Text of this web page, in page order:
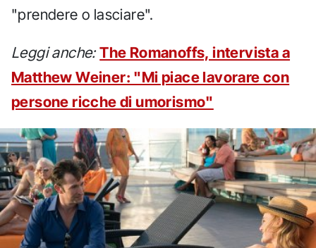
"prendere o lasciare".
Leggi anche: The Romanoffs, intervista a
Matthew Weiner: "Mi piace lavorare con
persone ricche di umorismo"